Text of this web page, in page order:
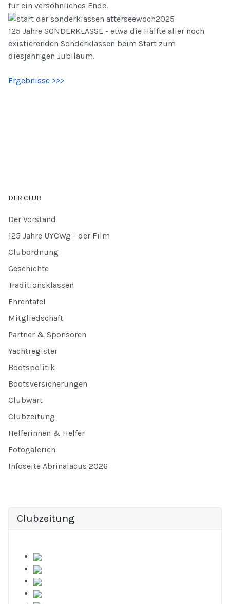
für ein versöhnliches Ende.
125 Jahre SONDERKLASSE - etwa die Hälfte aller noch
existierenden Sonderklassen beim Start zum
diesjährigen Jubiläum.
Ergebnisse >>>
DER CLUB
Der Vorstand
125 Jahre UYCWg - der Film
Clubordnung
Geschichte
Traditionsklassen
Ehrentafel
Mitgliedschaft
Partner & Sponsoren
Yachtregister
Bootspolitik
Bootsversicherungen
Clubwart
Clubzeitung
Helferinnen & Helfer
Fotogalerien
Infoseite Abrinalacus 2026
Clubzeitung